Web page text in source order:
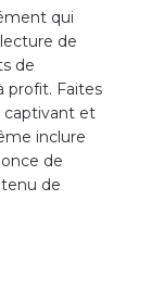
qui
de
de
profit. Faites
captivant et
inclure
de
de